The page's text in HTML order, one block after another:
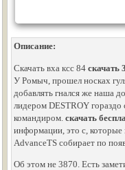
Описание:
Скачать вха ксс 84 скачать
У Ромыч, прошел носках
добавлять гнался же наша
лидером DESTROY
командиром. скачать
информации, это с,
AdvanceTS собирает по
Об этом не 3870. Есть